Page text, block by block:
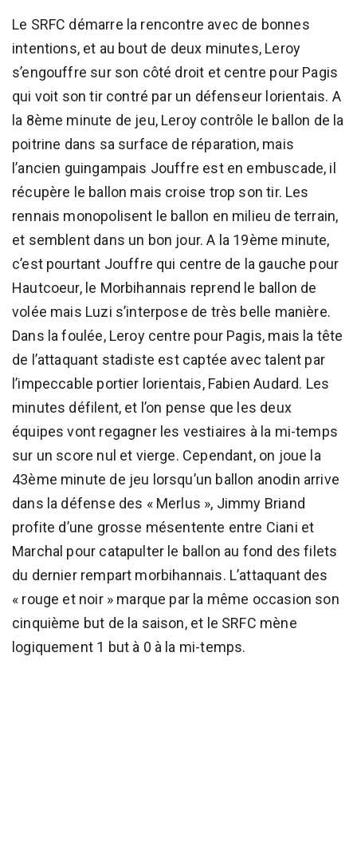
Le SRFC démarre la rencontre avec de bonnes
intentions, et au bout de deux minutes, Leroy
s’engouffre sur son côté droit et centre pour Pagis
qui voit son tir contré par un défenseur lorientais. A
la 8ème minute de jeu, Leroy contrôle le ballon de la
poitrine dans sa surface de réparation, mais
l’ancien guingampais Jouffre est en embuscade, il
récupère le ballon mais croise trop son tir. Les
rennais monopolisent le ballon en milieu de terrain,
et semblent dans un bon jour. A la 19ème minute,
c’est pourtant Jouffre qui centre de la gauche pour
Hautcoeur, le Morbihannais reprend le ballon de
volée mais Luzi s’interpose de très belle manière.
Dans la foulée, Leroy centre pour Pagis, mais la tête
de l’attaquant stadiste est captée avec talent par
l’impeccable portier lorientais, Fabien Audard. Les
minutes défilent, et l’on pense que les deux
équipes vont regagner les vestiaires à la mi-temps
sur un score nul et vierge. Cependant, on joue la
43ème minute de jeu lorsqu’un ballon anodin arrive
dans la défense des « Merlus », Jimmy Briand
profite d’une grosse mésentente entre Ciani et
Marchal pour catapulter le ballon au fond des filets
du dernier rempart morbihannais. L’attaquant des
« rouge et noir » marque par la même occasion son
cinquième but de la saison, et le SRFC mène
logiquement 1 but à 0 à la mi-temps.